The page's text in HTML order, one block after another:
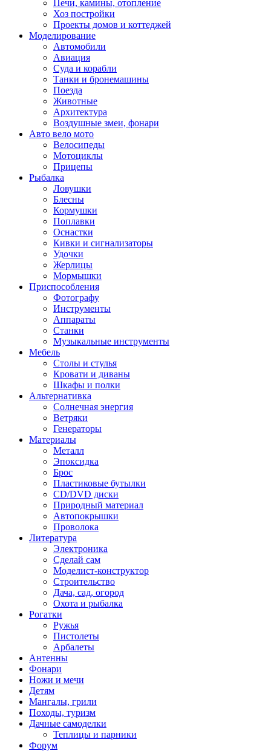
Печи, камины, отопление
Хоз постройки
Проекты домов и коттеджей
Моделирование
Автомобили
Авиация
Суда и корабли
Танки и бронемашины
Поезда
Животные
Архитектура
Воздушные змеи, фонари
Авто вело мото
Велосипеды
Мотоциклы
Прицепы
Рыбалка
Ловушки
Блесны
Кормушки
Поплавки
Оснастки
Кивки и сигнализаторы
Удочки
Жерлицы
Мормышки
Приспособления
Фотографу
Инструменты
Аппараты
Станки
Музыкальные инструменты
Мебель
Столы и стулья
Кровати и диваны
Шкафы и полки
Альтернативка
Солнечная энергия
Ветряки
Генераторы
Материалы
Металл
Эпоксидка
Брос
Пластиковые бутылки
CD/DVD диски
Природный материал
Автопокрышки
Проволока
Литература
Электроника
Сделай сам
Моделист-конструктор
Строительство
Дача, сад, огород
Охота и рыбалка
Рогатки
Ружья
Пистолеты
Арбалеты
Антенны
Фонари
Ножи и мечи
Детям
Мангалы, грили
Походы, туризм
Дачные самоделки
Теплицы и парники
Форум